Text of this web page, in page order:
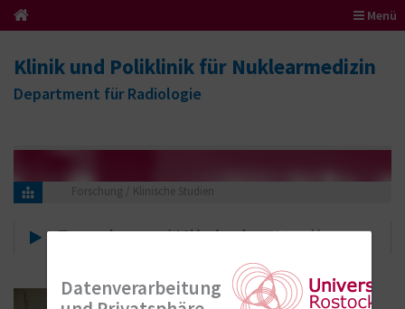
Menü
Klinik und Poliklinik für Nuklearmedizin
Department für Radiologie
Forschung / Klinische Studien
Forschung / Klinische Studien
Neben der
Datenverarbeitung